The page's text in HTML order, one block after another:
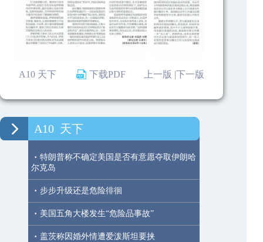
A10 天下 下载PDF 下一版
上一版 |
A10 天下
· 特朗普称不确定美国是否有意愿夺取伊朗哈
尔克岛
· 步步升级还是危险徘徊
· 美国五角大楼发生“危险品事故”
· 盖茨称因婚外情遭爱泼斯坦要挟